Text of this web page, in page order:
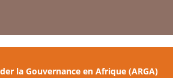
la Gouvernance en Afrique (ARGA)